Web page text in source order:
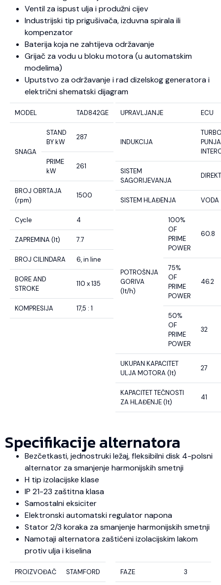
Ventil za ispust ulja i produžni cijev
Industrijski tip prigušivača, izduvna spirala ili
kompenzator
Baterija koja ne zahtijeva održavanje
Grijač za vodu u bloku motora (u automatskim
modelima)
Uputstvo za održavanje i rad dizelskog generatora i
električni shematski dijagram
MODEL TAD842GE
SNAGA
STAND
BY kW
287
PRIME
kW
261
BROJ OBRTAJA
(rpm)
1500
Cycle 4
ZAPREMINA (lt) 7.7
BROJ CILINDARA 6, in line
BORE AND
STROKE
110 x 135
KOMPRESIJA 17,5 : 1
UPRAVLJANJE ECU
INDUKCIJA
SISTEM
SAGORIJEVANJA
SISTEM HLAĐENJA VODA
POTROŠNJA
GORIVA
(lt/h)
100%
OF
PRIME
POWER
60.8
75%
OF
PRIME
POWER
46.2
50%
OF
PRIME
POWER
32
UKUPAN KAPACITET
ULJA MOTORA (lt)
27
KAPACITET TEČNOSTI
ZA HLAĐENJE (lt)
41
Specifikacije alternatora
Bezčetkasti, jednostruki ležaj, fleksibilni disk 4-polsni
alternator za smanjenje harmonijskih smetnji
H tip izolacijske klase
IP 21-23 zaštitna klasa
Samostalni eksiciter
Elektronski automatski regulator napona
Stator 2/3 koraka za smanjenje harmonijskih smetnji
Namotaji alternatora zaštićeni izolacijskim lakom
protiv ulja i kiselina
PROIZVOĐAČ STAMFORD FAZE 3